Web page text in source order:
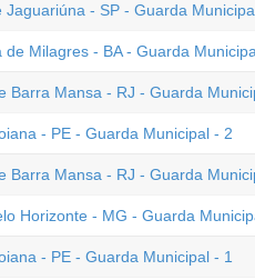
- SP - Guarda
de Milagres - BA - Guarda
Barra Mansa - RJ - Guarda
- PE - Guarda Municipal - 2
Barra Mansa - RJ - Guarda
Horizonte - MG - Guarda
- PE - Guarda Municipal - 1